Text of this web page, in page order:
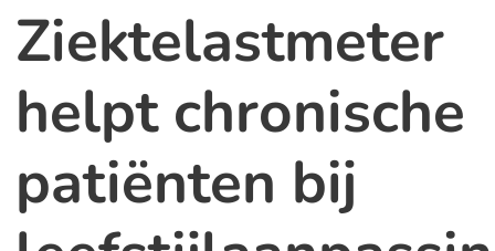
Ziektelastmeter
helpt chronische
patiënten bij